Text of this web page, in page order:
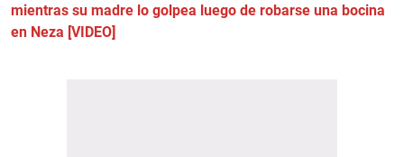
mientras su madre lo golpea luego de robarse una bocina
en Neza [VIDEO]